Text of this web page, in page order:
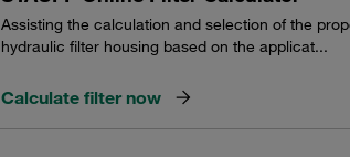
Assisting the calculation and selection of the
hydraulic filter housing based on the applicat...
Calculate filter now